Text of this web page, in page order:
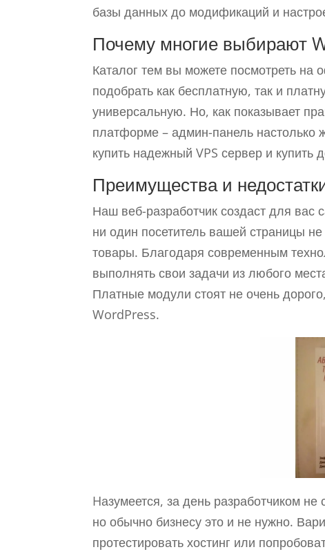
базы данных до модификаций и
Почему многие выбирают
Каталог тем вы можете посмотреть
подобрать как бесплатную, так и
универсальную. Но, как показывает
платформе – админ-панель настолько
купить надежный VPS сервер и
Преимущества и
Наш веб-разработчик создаст для вас
ни один посетитель вашей страницы
товары. Благодаря современным
выполнять свои задачи из любого
Платные модули стоят не очень
WordPress.
Hазумеется, за день разработчиком
но обычно бизнесу это и не нужно.
протестировать хостинг или